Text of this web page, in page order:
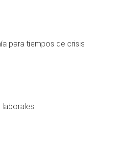
para tiempos de crisis
laborales